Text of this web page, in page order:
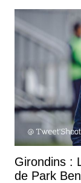
Girondins :
de Park